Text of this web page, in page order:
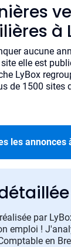
à
aucune
elle est
LyBox
de 1500 sites
les annonces
par
emploi !
en